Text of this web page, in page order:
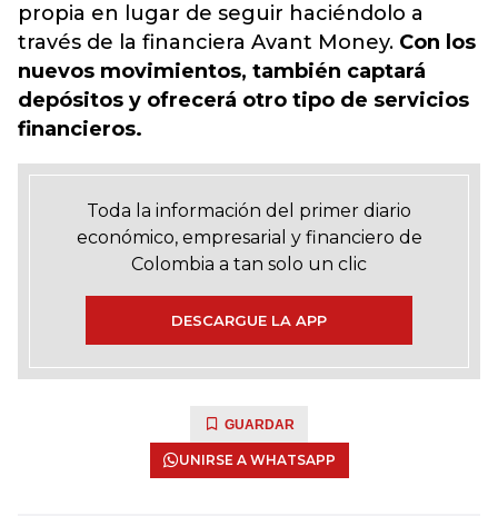
propia en lugar de seguir haciéndolo a
través de la financiera Avant Money. Con los
nuevos movimientos, también captará
depósitos y ofrecerá otro tipo de servicios
financieros.
Toda la información del primer diario
económico, empresarial y financiero de
Colombia a tan solo un clic
DESCARGUE LA APP
GUARDAR
UNIRSE A WHATSAPP